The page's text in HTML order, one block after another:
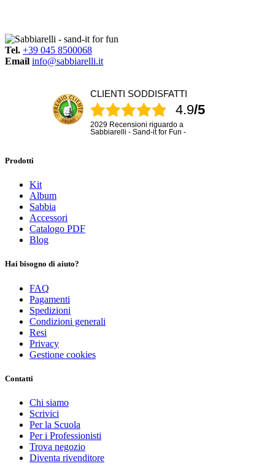
Tel. +39 045 8500068
Email info@sabbiarelli.it
CLIENTI SODDISFATTI
4.9/5
2029 Recensioni riguardo a
Sabbiarelli - Sand-it for Fun -
Prodotti
Kit
Album
Sabbia
Accessori
Catalogo PDF
Blog
Hai bisogno di aiuto?
FAQ
Pagamenti
Spedizioni
Condizioni generali
Resi
Privacy
Gestione cookies
Contatti
Chi siamo
Scrivici
Per la Scuola
Per i Professionisti
Trova negozio
Diventa rivenditore